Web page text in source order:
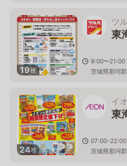
19枚
ツ
東
9:00〜21:00
茨城県那珂
24枚
イ
東
07:00-22:00
茨城県那珂